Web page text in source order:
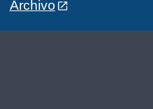
Archivo